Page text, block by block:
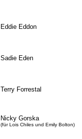
Eddie Eddon
Sadie Eden
Terry Forrestal
Nicky Gorska
(für Lois Chiles und Emily Bolton)